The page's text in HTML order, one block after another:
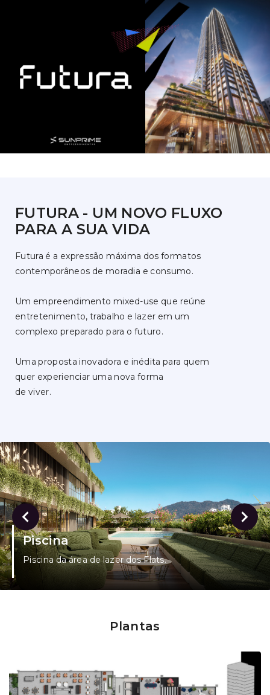
FUTURA - UM NOVO FLUXO
PARA A SUA VIDA
Futura é a expressão máxima dos formatos
contemporâneos de moradia e consumo.
Um empreendimento mixed-use que reúne
entretenimento, trabalho e lazer em um
complexo preparado para o futuro.
Uma proposta inovadora e inédita para quem
quer experienciar uma nova forma
de viver.
Piscina
Piscina da área de lazer dos Flats.
Plantas